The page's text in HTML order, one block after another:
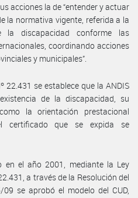
acciones la de “entender y actuar
la normativa vigente, referida a la
la discapacidad conforme las
coordinando acciones
y municipales”.
22.431 se establece que la ANDIS
de la discapacidad, su
la orientación prestacional
certificado que se expida se
en el año 2001, mediante la Ley
a través de la Resolución del
09 se aprobó el modelo del CUD,